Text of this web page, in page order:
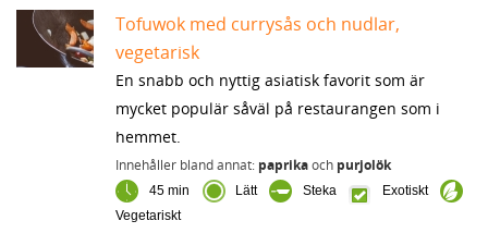
Tofuwok med currysås och nudlar,
vegetarisk
En snabb och nyttig asiatisk favorit som är
mycket populär såväl på restaurangen som i
hemmet.
Innehåller bland annat: paprikaoch purjolök
45 min Lätt Steka
Exotiskt
Vegetariskt